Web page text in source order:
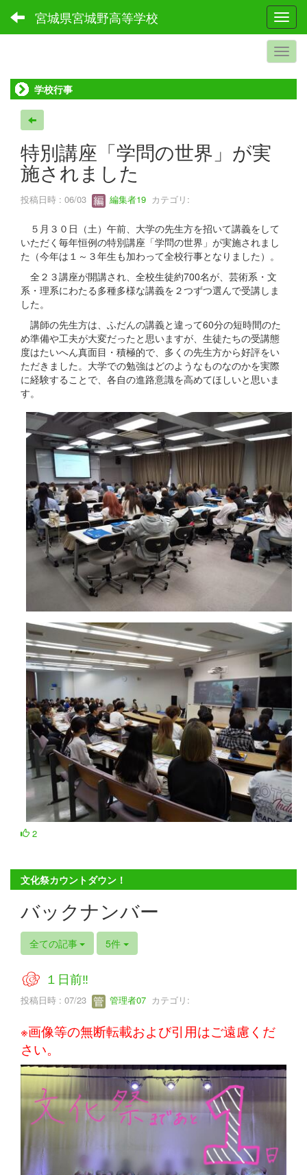
宮城県宮城野高等学校
学校行事
特別講座「学問の世界」が実
施されました
投稿日時 : 06/03 編集者19 カテゴリ:
５月３０日（土）午前、大学の先生方を招いて講義をして
いただく毎年恒例の特別講座「学問の世界」が実施されまし
た（今年は１～３年生も加わって全校行事となりました）。
全２３講座が開講され、全校生徒約700名が、芸術系・文
系・理系にわたる多種多様な講義を２つずつ選んで受講しま
した。
講師の先生方は、ふだんの講義と違って60分の短時間のた
め準備や工夫が大変だったと思いますが、生徒たちの受講態
度はたいへん真面目・積極的で、多くの先生方から好評をい
ただきました。大学での勉強はどのようなものなのかを実際
に経験することで、各自の進路意識を高めてほしいと思いま
す。
2
文化祭カウントダウン！
バックナンバー
全ての記事 5件
１日前‼
投稿日時 : 07/23 管理者07 カテゴリ:
※画像等の無断転載および引用はご遠慮くだ
さい。